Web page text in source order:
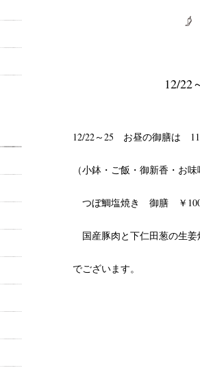
12/
12/22～25 お昼の御膳は 11
（小鉢・ご飯・御新香・お
つぼ鯛塩焼き 御膳 ￥
国産豚肉と下仁田葱の生
でございます。